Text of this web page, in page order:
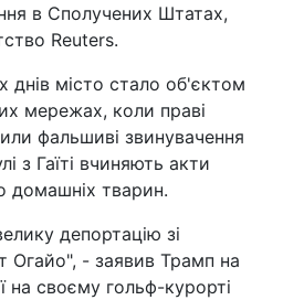
в Сполучених Штатах,
Reuters.
днів місто стало об'єктом
мережах, коли праві
фальшиві звинувачення
з Гаїті вчиняють акти
домашніх тварин.
депортацію зі
Огайо", - заявив Трамп на
на своєму гольф-курорті